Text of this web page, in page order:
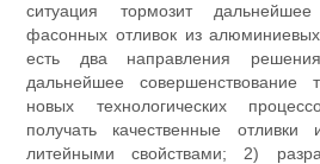
ситуация тормозит
фасонных отливок из
есть два направления
дальнейшее совершенствование
новых технологических
получать качественные
литейными свойствами; 2)